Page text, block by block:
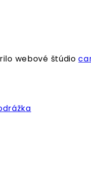
webové štúdio